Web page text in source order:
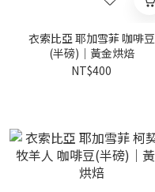
衣索比亞 耶加雪菲 咖啡豆
(半磅)｜黃金烘焙
NT$400